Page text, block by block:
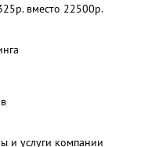
вместо 22500р.
и услуги компании